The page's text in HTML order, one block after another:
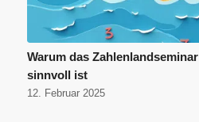
Warum das
sinnvoll ist
12. Februar 2025